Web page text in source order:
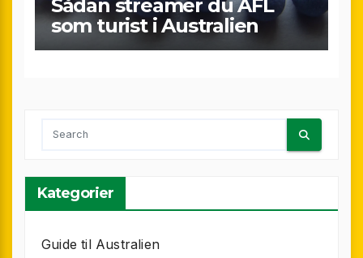
Sådan streamer du AFL
som turist i Australien
Kategorier
Guide til Australien